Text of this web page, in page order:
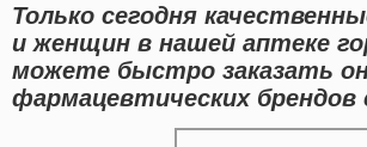
Только сегодня
и женщин в нашей аптеке
можете быстро заказать
фармацевтических